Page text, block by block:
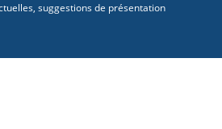
suggestions de présentation